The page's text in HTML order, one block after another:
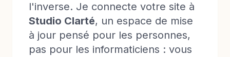
l'inverse. Je connecte votre site à
Studio Clarté, un espace de mise
à jour pensé pour les personnes,
pas pour les informaticiens : vous